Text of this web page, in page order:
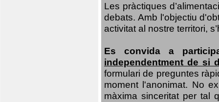
Les pràctiques
debats. Amb l'objectiu
activitat al nostre territori,
Es convida a
independentment de si
formulari de preguntes
moment l'anonimat. No
màxima sinceritat per tal